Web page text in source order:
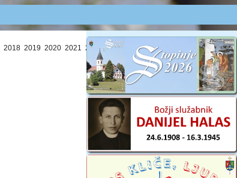
2018 2019 2020 2021 2022 2023 2024 2025